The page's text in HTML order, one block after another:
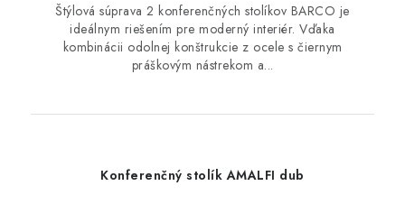
Štýlová súprava 2 konferenčných stolíkov BARCO je
ideálnym riešením pre moderný interiér. Vďaka
kombinácii odolnej konštrukcie z ocele s čiernym
práškovým nástrekom a...
Konferenčný stolík AMALFI dub